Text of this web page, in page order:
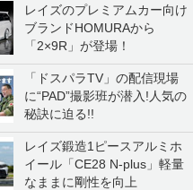
レイズのプレミアムカー向け
ブランドHOMURAから
「2×9R」が登場！
「ドスパラTV」の配信現場
に“PAD”撮影班が潜入!人気の
秘訣に迫る!!
レイズ鍛造1ピースアルミホ
イール「CE28 N-plus」軽量
なままに剛性を向上